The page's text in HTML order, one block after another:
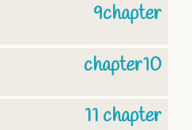
9chapter
chapter10
11 chapter